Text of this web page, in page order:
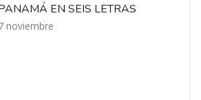
EN SEIS LETRAS
noviembre